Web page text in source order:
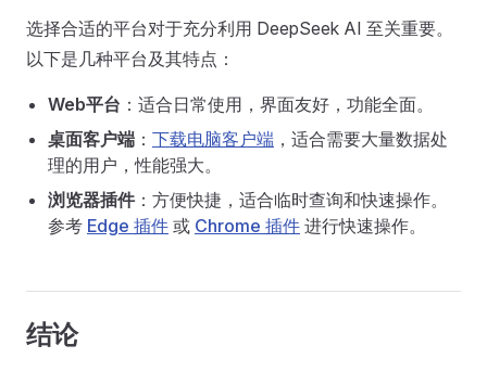
选择合适的平台对于充分利用 DeepSeek AI 至关重要。
以下是几种平台及其特点：
Web平台 ：适合日常使用，界面友好，功能全面。
桌面客户端 ： 下载电脑客户端 ，适合需要大量数据处
理的用户，性能强大。
浏览器插件：方便快捷，适合临时查询和快速操作。
参考 Edge 插件 或 Chrome 插件 进行快速操作。
结论